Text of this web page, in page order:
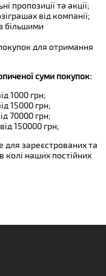
пропозиції та акції;
від компанії;
більшими
для отримання
суми покупок:
1000 грн;
15000 грн;
70000 грн;
150000 грн;
для зареєстрованих та
колі наших постійних